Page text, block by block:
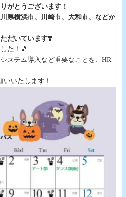
がとうございます！
県横浜市、川崎市、大和市、などか
だいています❣️
た！🎵
ステム導入など重要なことを、HR
いいたします！